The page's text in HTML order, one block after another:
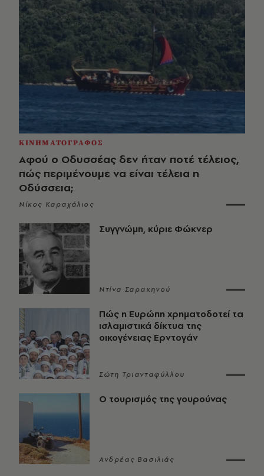
ΚΙΝΗΜΑΤΟΓΡΑΦΟΣ
Αφού ο Οδυσσέας δεν ήταν ποτέ τέλειος,
πώς περιμένουμε να είναι τέλεια η
Οδύσσεια;
Νίκος Καραχάλιος
Συγγνώμη, κύριε Φώκνερ
Ντίνα Σαρακηνού
Πώς η Ευρώπη χρηματοδοτεί τα
ισλαμιστικά δίκτυα της
οικογένειας Ερντογάν
Σώτη Τριανταφύλλου
Ο τουρισμός της γουρούνας
Ανδρέας Βασιλιάς